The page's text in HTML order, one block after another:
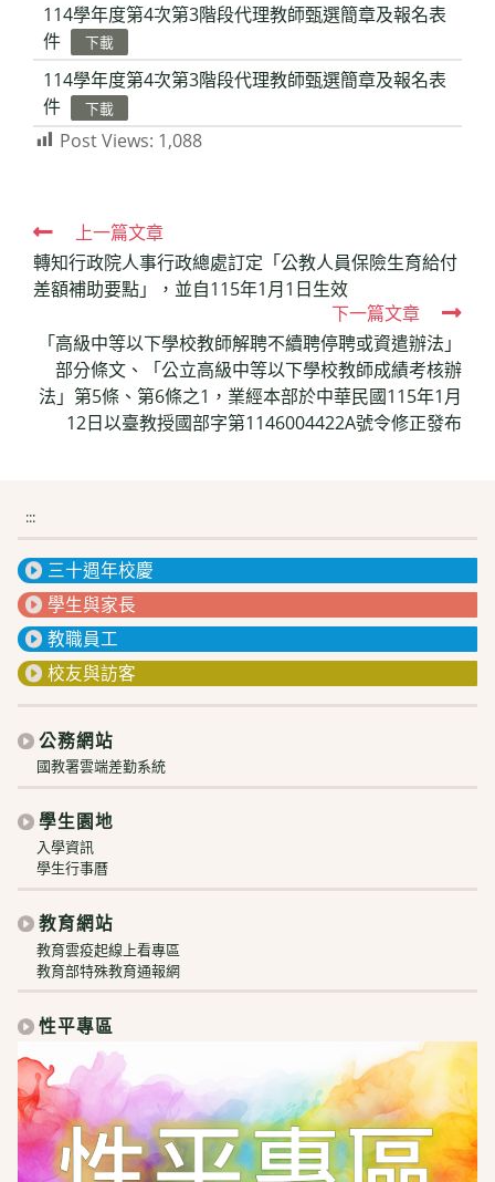
114學年度第4次第3階段代理教師甄選簡章及報名表
件
下載
114學年度第4次第3階段代理教師甄選簡章及報名表
件
下載
Post Views: 1,088
Read
more
articles
上一篇文章
轉知行政院人事行政總處訂定「公教人員保險生育給付
差額補助要點」，並自115年1月1日生效
下一篇文章
「高級中等以下學校教師解聘不續聘停聘或資遣辦法」
部分條文、「公立高級中等以下學校教師成績考核辦
法」第5條、第6條之1，業經本部於中華民國115年1月
12日以臺教授國部字第1146004422A號令修正發布
:::
三十週年校慶
學生與家長
教職員工
校友與訪客
公務網站
國教署雲端差勤系統
學生園地
入學資訊
學生行事曆
教育網站
教育雲疫起線上看專區
教育部特殊教育通報網
性平專區